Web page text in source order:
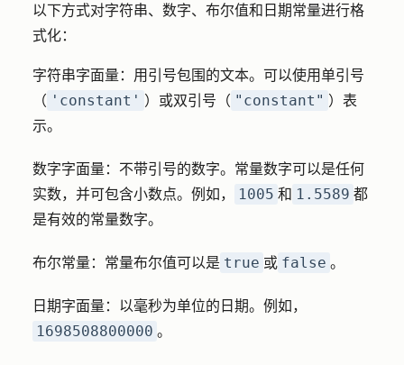
以下方式对字符串、数字、布尔值和日期常量进行格
式化：
字符串字面量 ：用引号包围的文本。可以使用单引号
（ 'constant' ）或双引号（ "constant" ）表
示。
数字字面量 ：不带引号的数字。常量数字可以是任何
实数，并可包含小数点。例如，
1005 和 1.5589 都
是有效的常量数字。
布尔常量 ：常量布尔值可以是 true 或 false 。
日期字面量 ：以毫秒为单位的日期。例如，
1698508800000 。